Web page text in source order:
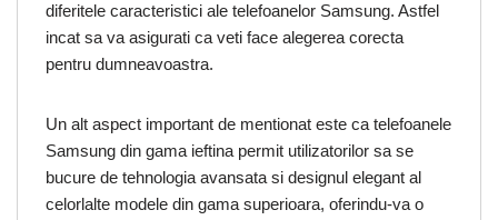
diferitele caracteristici ale telefoanelor Samsung. Astfel
incat sa va asigurati ca veti face alegerea corecta
pentru dumneavoastra.
Un alt aspect important de mentionat este ca telefoanele
Samsung din gama ieftina permit utilizatorilor sa se
bucure de tehnologia avansata si designul elegant al
celorlalte modele din gama superioara, oferindu-va o